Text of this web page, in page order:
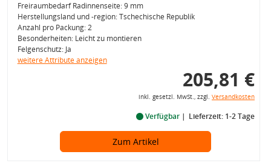
Freiraumbedarf Radinnenseite: 9 mm
Herstellungsland und -region: Tschechische Republik
Anzahl pro Packung: 2
Besonderheiten: Leicht zu montieren
Felgenschutz: Ja
weitere Attribute anzeigen
205,81 €
inkl. gesetzl. MwSt., zzgl. Versandkosten
Verfügbar Lieferzeit: 1-2 Tage
Zum Artikel